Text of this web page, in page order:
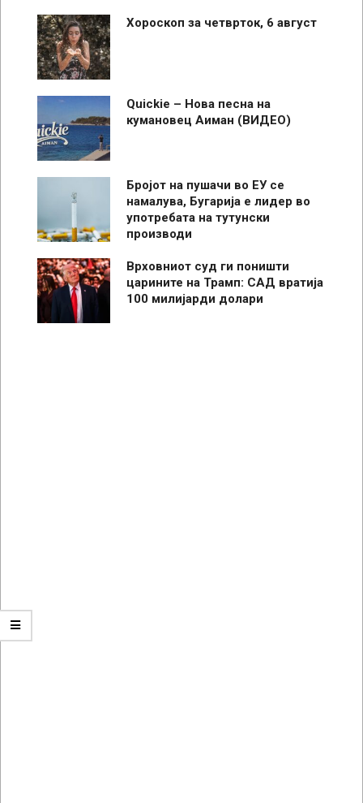
Хороскоп за четврток, 6 август
Quickie – Нова песна на
кумановец Аиман (ВИДЕО)
Бројот на пушачи во ЕУ се
намалува, Бугарија е лидер во
употребата на тутунски
производи
Врховниот суд ги поништи
царините на Трамп: САД вратија
100 милијарди долари